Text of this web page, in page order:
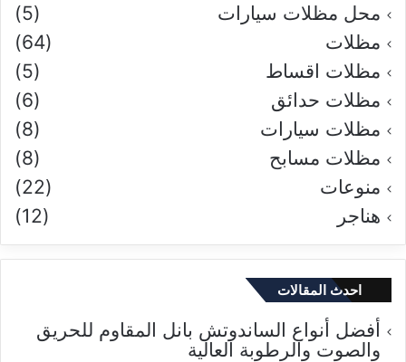
محل مظلات سيارات
(5)
مظلات
(64)
مظلات اقساط
(5)
مظلات حدائق
(6)
مظلات سيارات
(8)
مظلات مسابح
(8)
منوعات
(22)
هناجر
(12)
احدث المقالات
أفضل أنواع الساندوتش بانل المقاوم للحريق
والصوت والرطوبة العالية